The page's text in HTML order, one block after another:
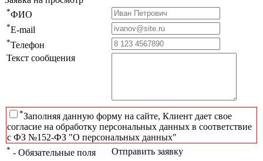
*ФИО
*E-mail
*Телефон
Текст сообщения
*Заполняя данную форму на сайте, Клиент дает свое
согласие на обработку персональных данных в соответствие
с ФЗ №152-ФЗ "О персональных данных"
* - Обязательные поля Отправить заявку